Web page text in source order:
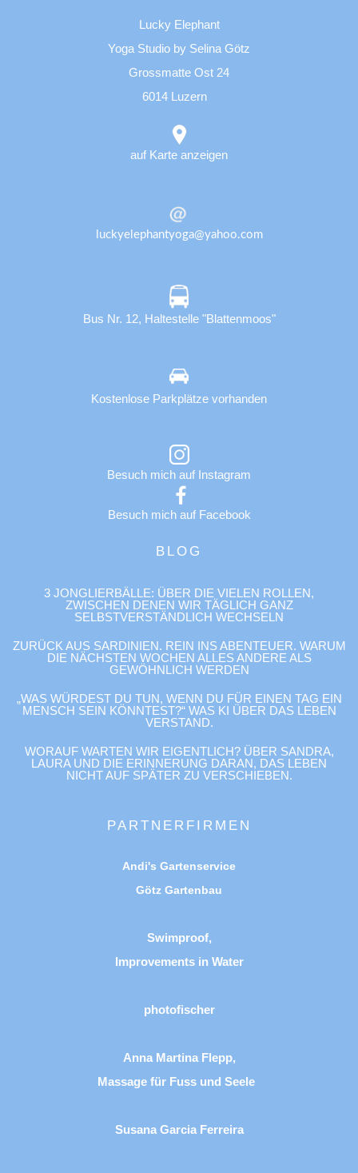
Lucky Elephant
Yoga Studio by Selina Götz
Grossmatte Ost 24
6014 Luzern
auf Karte anzeigen
luckyelephantyoga@yahoo.com
Bus Nr. 12, Haltestelle "Blattenmoos"
Kostenlose Parkplätze vorhanden
Besuch mich auf Instagram
Besuch mich auf Facebook
BLOG
3 JONGLIERBÄLLE: ÜBER DIE VIELEN ROLLEN,
ZWISCHEN DENEN WIR TÄGLICH GANZ
SELBSTVERSTÄNDLICH WECHSELN
ZURÜCK AUS SARDINIEN. REIN INS ABENTEUER. WARUM
DIE NÄCHSTEN WOCHEN ALLES ANDERE ALS
GEWÖHNLICH WERDEN
„WAS WÜRDEST DU TUN, WENN DU FÜR EINEN TAG EIN
MENSCH SEIN KÖNNTEST?“ WAS KI ÜBER DAS LEBEN
VERSTAND.
WORAUF WARTEN WIR EIGENTLICH? ÜBER SANDRA,
LAURA UND DIE ERINNERUNG DARAN, DAS LEBEN
NICHT AUF SPÄTER ZU VERSCHIEBEN.
PARTNERFIRMEN
Andi's Gartenservice
Götz Gartenbau
Swimproof,
Improvements in Water
photofischer
Anna Martina Flepp,
Massage für Fuss und Seele
Susana Garcia Ferreira